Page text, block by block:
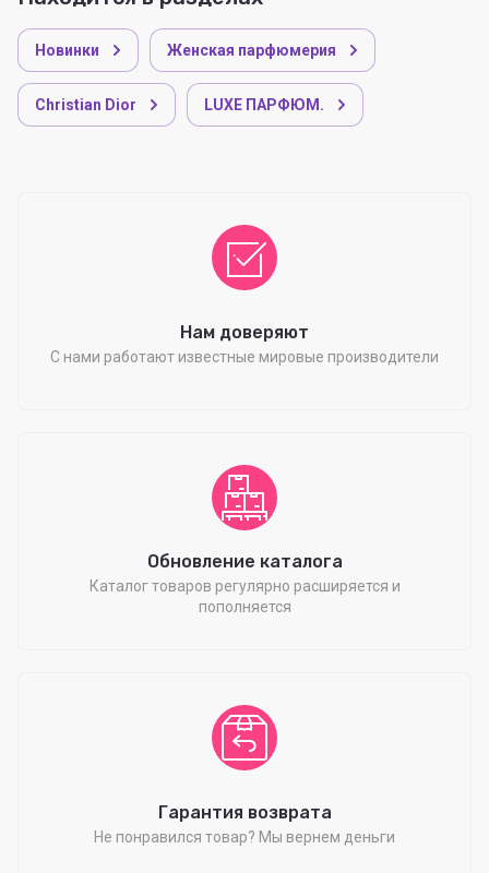
Новинки Женская парфюмерия
Christian Dior LUXE ПАРФЮМ.
Нам доверяют
С нами работают известные мировые производители
Обновление каталога
Каталог товаров регулярно расширяется и
пополняется
Гарантия возврата
Не понравился товар? Мы вернем деньги